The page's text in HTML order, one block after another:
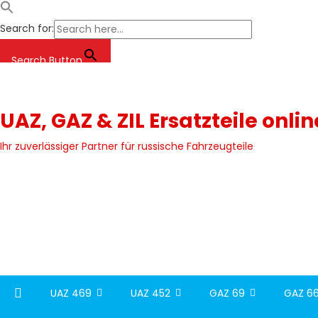
Search for:
Search Button
UAZ, GAZ & ZIL Ersatzteile
Ihr zuverlässiger Partner für russische Fahrzeugteile
UAZ 469 UAZ 452 GAZ 69 GAZ